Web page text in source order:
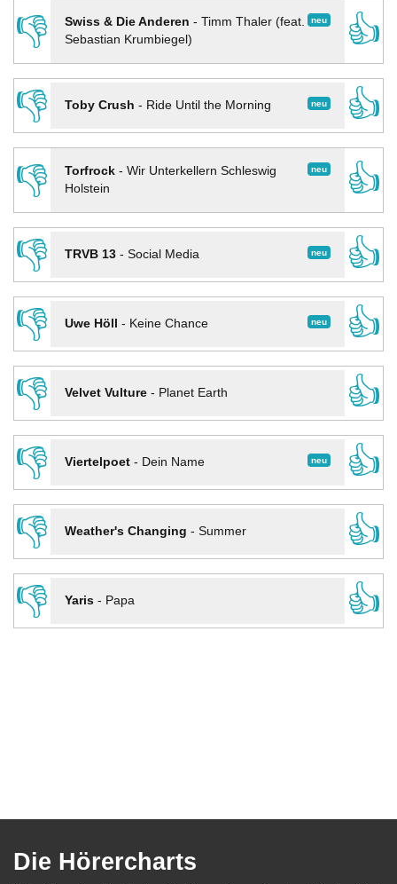
👎
neu
Swiss & Die Anderen - Timm Thaler (feat.
Sebastian Krumbiegel)
👍
👎
neu
Toby Crush - Ride Until the Morning
👍
👎
neu
Torfrock- Wir Unterkellern Schleswig
Holstein
👍
👎
neu
TRVB 13- Social Media
👍
👎
neu
Uwe Höll - Keine Chance
👍
👎
Velvet Vulture- Planet Earth
👍
👎
neu
Viertelpoet- Dein Name
👍
👎
Weather's Changing - Summer
👍
👎
Yaris- Papa 👍
Die Hörercharts